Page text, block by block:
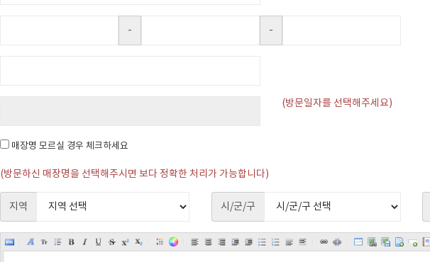
- -
(방문일자를 선택해주세요)
매장명 모르실 경우 체크하세요
(방문하신 매장명을 선택해주시면 보다 정확한 처리가 가능합니다)
지역 시/군/구